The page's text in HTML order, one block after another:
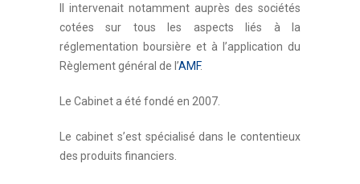
Il intervenait notamment auprès des sociétés
cotées sur tous les aspects liés à la
réglementation boursière et à l’application du
Règlement général de l’AMF.
Le Cabinet a été fondé en 2007.
Le cabinet s’est spécialisé dans le contentieux
des produits financiers.